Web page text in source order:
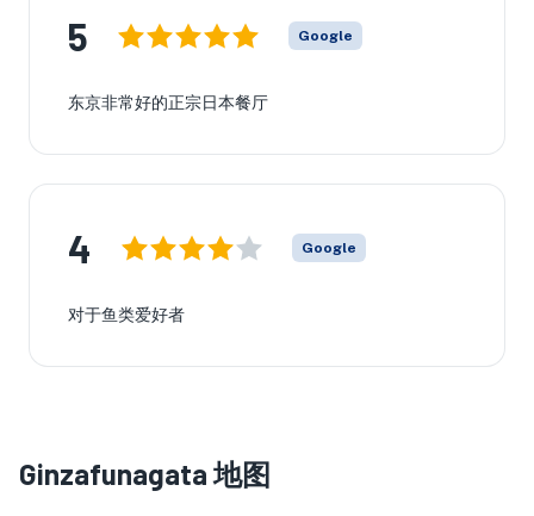
5 Google
东京非常好的正宗日本餐厅
4 Google
对于鱼类爱好者
Ginzafunagata 地图